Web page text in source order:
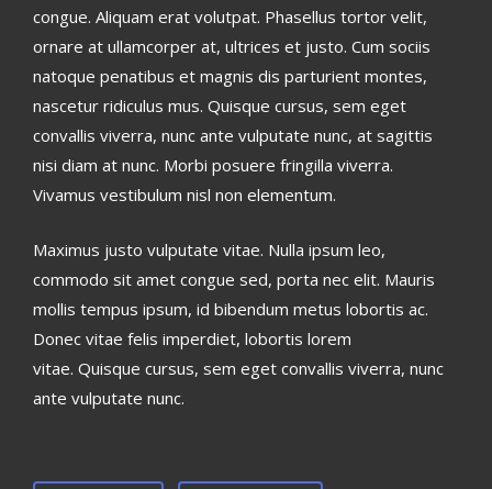
congue. Aliquam erat volutpat. Phasellus tortor velit,
ornare at ullamcorper at, ultrices et justo. Cum sociis
natoque penatibus et magnis dis parturient montes,
nascetur ridiculus mus. Quisque cursus, sem eget
convallis viverra, nunc ante vulputate nunc, at sagittis
nisi diam at nunc. Morbi posuere fringilla viverra.
Vivamus vestibulum nisl non elementum.
Maximus justo vulputate vitae. Nulla ipsum leo,
commodo sit amet congue sed, porta nec elit. Mauris
mollis tempus ipsum, id bibendum metus lobortis ac.
Donec vitae felis imperdiet, lobortis lorem
vitae. Quisque cursus, sem eget convallis viverra, nunc
ante vulputate nunc.